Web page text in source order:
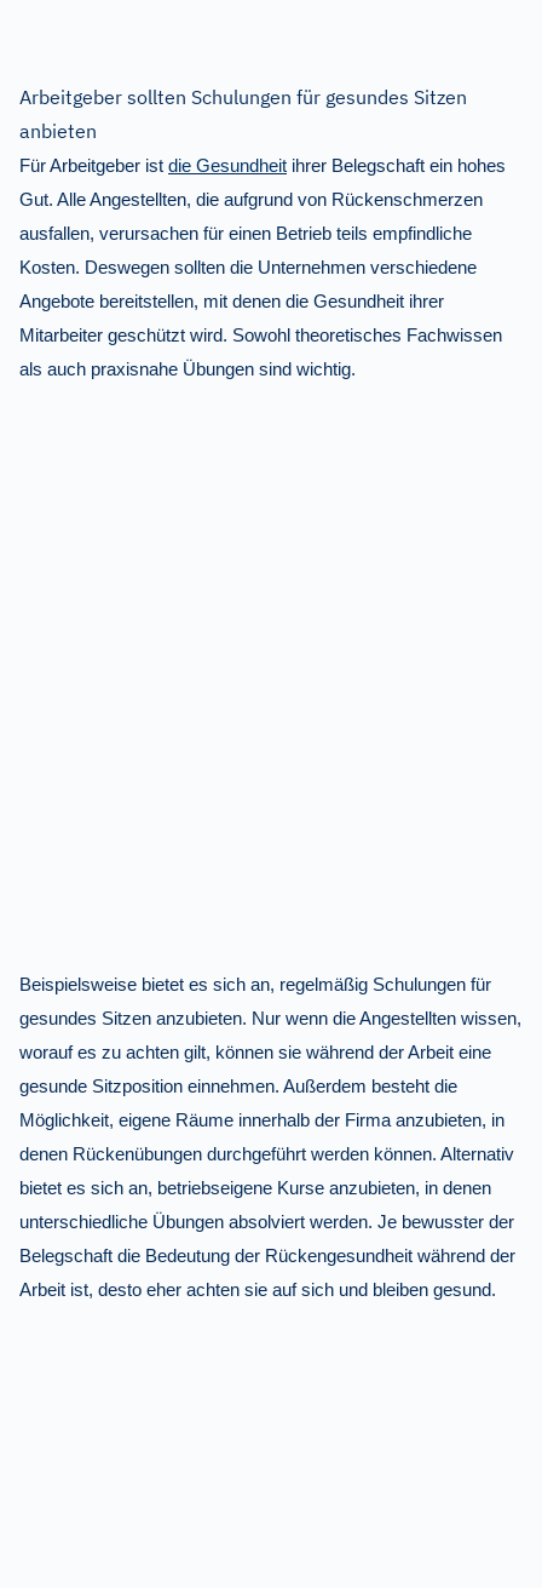
Arbeitgeber sollten Schulungen für gesundes Sitzen
anbieten
Für Arbeitgeber ist die Gesundheit ihrer Belegschaft ein hohes
Gut. Alle Angestellten, die aufgrund von Rückenschmerzen
ausfallen, verursachen für einen Betrieb teils empfindliche
Kosten. Deswegen sollten die Unternehmen verschiedene
Angebote bereitstellen, mit denen die Gesundheit ihrer
Mitarbeiter geschützt wird. Sowohl theoretisches Fachwissen
als auch praxisnahe Übungen sind wichtig.
Beispielsweise bietet es sich an, regelmäßig Schulungen für
gesundes Sitzen anzubieten. Nur wenn die Angestellten wissen,
worauf es zu achten gilt, können sie während der Arbeit eine
gesunde Sitzposition einnehmen. Außerdem besteht die
Möglichkeit, eigene Räume innerhalb der Firma anzubieten, in
denen Rückenübungen durchgeführt werden können. Alternativ
bietet es sich an, betriebseigene Kurse anzubieten, in denen
unterschiedliche Übungen absolviert werden. Je bewusster der
Belegschaft die Bedeutung der Rückengesundheit während der
Arbeit ist, desto eher achten sie auf sich und bleiben gesund.